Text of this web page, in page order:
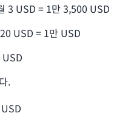
3 USD = 1만 3,500 USD
USD = 1만 USD
.